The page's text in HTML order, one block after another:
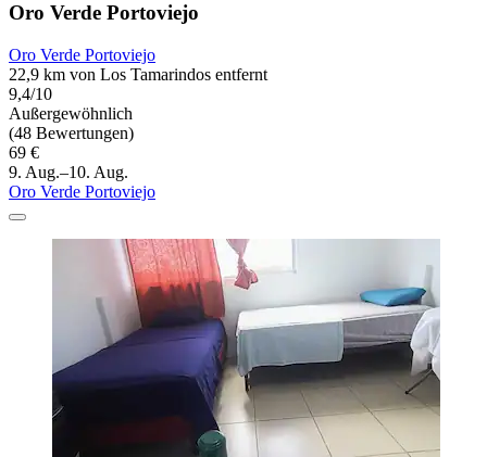
Oro Verde Portoviejo
Oro Verde Portoviejo
22,9 km von Los Tamarindos entfernt
9,4/10
Außergewöhnlich
(48 Bewertungen)
69 €
9. Aug.–10. Aug.
Oro Verde Portoviejo